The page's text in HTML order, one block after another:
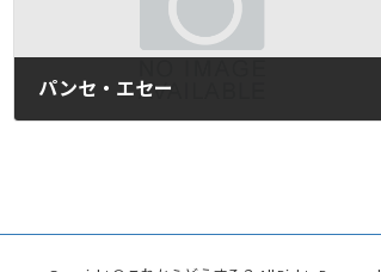
パンセ・エセー